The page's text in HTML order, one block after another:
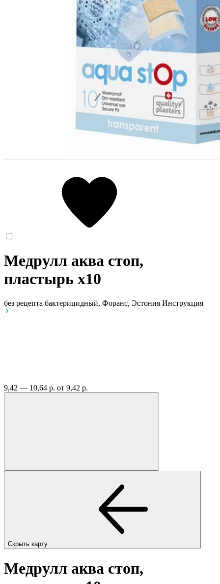
Медрулл аква стоп,
пластырь x10
без рецепта бактерицидный, Форанс, Эстония Инструкция
9,42 — 10,64 р. от 9,42 р.
Скрыть карту
Медрулл аква стоп,